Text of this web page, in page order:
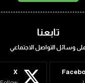
تابعنا
وسائل التواصل الاجتماعي
X